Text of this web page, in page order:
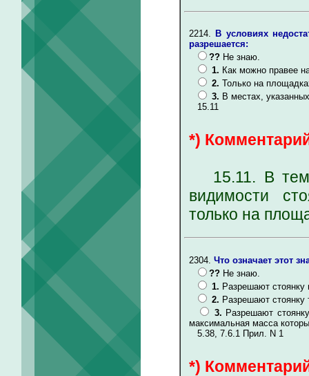
2214. В условиях
разрешается:
?? Не знаю.
1. Как можно правее
2. Только на
3. В местах,
15.11
*)
15.11. В
видимости
только на
2304. Что означает этот
?? Не знаю.
1. Разрешают стоянку
2. Разрешают стоянку
3. Разрешают
максимальная масса
5.38, 7.6.1 Прил. N 1
*)